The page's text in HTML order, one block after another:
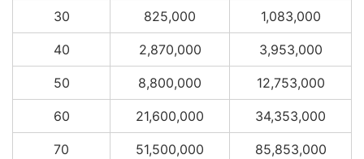
30 825,000 1,083,000
40 2,870,000 3,953,000
50 8,800,000 12,753,000
60 21,600,000 34,353,000
70 51,500,000 85,853,000